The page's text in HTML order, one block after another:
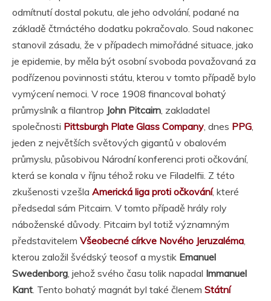
odmítnutí dostal pokutu, ale jeho odvolání, podané na
základě čtrnáctého dodatku pokračovalo. Soud nakonec
stanovil zásadu, že v případech mimořádné situace, jako
je epidemie, by měla být osobní svoboda považovaná za
podřízenou povinnosti státu, kterou v tomto případě bylo
vymýcení nemoci. V roce 1908 financoval bohatý
průmyslník a filantrop John Pitcairn, zakladatel
společnosti Pittsburgh Plate Glass Company, dnes PPG,
jeden z největších světových gigantů v obalovém
průmyslu, působivou Národní konferenci proti očkování,
která se konala v říjnu téhož roku ve Filadelfii. Z této
zkušenosti vzešla Americká liga proti očkování, které
předsedal sám Pitcairn. V tomto případě hrály roly
náboženské důvody. Pitcairn byl totiž významným
představitelem Všeobecné církve Nového Jeruzaléma,
kterou založil švédský teosof a mystik Emanuel
Swedenborg, jehož svého času tolik napadal Immanuel
Kant. Tento bohatý magnát byl také členem Státní